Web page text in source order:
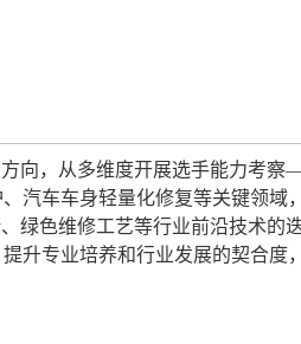
向，从多维度开展选手能力考
汽车车身轻量化修复等关键领域
绿色维修工艺等行业前沿技术的
升专业培养和行业发展的契合度